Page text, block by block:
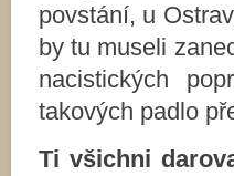
povstání, u
by tu museli
nacistických
takových padlo
Ti všichni